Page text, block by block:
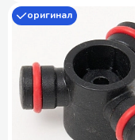
оригинал